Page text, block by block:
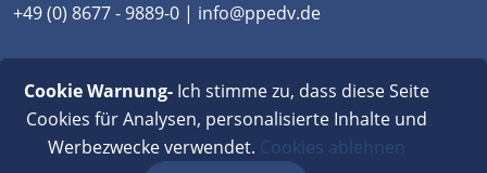
+49 (0) 8677 - 9889-0 | info@ppedv.de
Classroom
|Impressum|Datenschutz|FAQ
Cookie Warnung-Ich stimme zu, dass diese Seite
Cookies für Analysen, personalisierte Inhalte und
Werbezwecke verwendet. Cookies ablehnen